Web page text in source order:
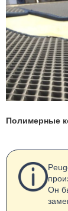
Полимерные
Он